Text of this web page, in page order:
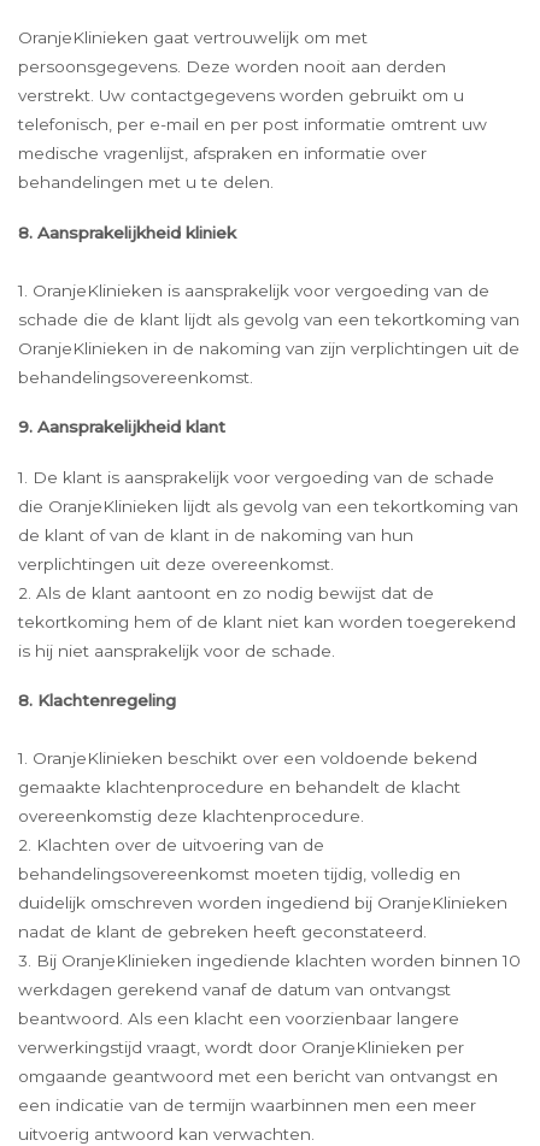
OranjeKlinieken gaat vertrouwelijk om met
persoonsgegevens. Deze worden nooit aan derden
verstrekt. Uw contactgegevens worden gebruikt om u
telefonisch, per e-mail en per post informatie omtrent uw
medische vragenlijst, afspraken en informatie over
behandelingen met u te delen.
8. Aansprakelijkheid kliniek
1. OranjeKlinieken is aansprakelijk voor vergoeding van de
schade die de klant lijdt als gevolg van een tekortkoming van
OranjeKlinieken in de nakoming van zijn verplichtingen uit de
behandelingsovereenkomst.
9. Aansprakelijkheid klant
1. De klant is aansprakelijk voor vergoeding van de schade
die OranjeKlinieken lijdt als gevolg van een tekortkoming van
de klant of van de klant in de nakoming van hun
verplichtingen uit deze overeenkomst.
2. Als de klant aantoont en zo nodig bewijst dat de
tekortkoming hem of de klant niet kan worden toegerekend
is hij niet aansprakelijk voor de schade.
8. Klachtenregeling
1. OranjeKlinieken beschikt over een voldoende bekend
gemaakte klachtenprocedure en behandelt de klacht
overeenkomstig deze klachtenprocedure.
2. Klachten over de uitvoering van de
behandelingsovereenkomst moeten tijdig, volledig en
duidelijk omschreven worden ingediend bij OranjeKlinieken
nadat de klant de gebreken heeft geconstateerd.
3. Bij OranjeKlinieken ingediende klachten worden binnen 10
werkdagen gerekend vanaf de datum van ontvangst
beantwoord. Als een klacht een voorzienbaar langere
verwerkingstijd vraagt, wordt door OranjeKlinieken per
omgaande geantwoord met een bericht van ontvangst en
een indicatie van de termijn waarbinnen men een meer
uitvoerig antwoord kan verwachten.